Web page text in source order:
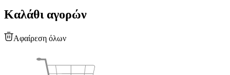
Καλάθι αγορών
Αφαίρεση όλων